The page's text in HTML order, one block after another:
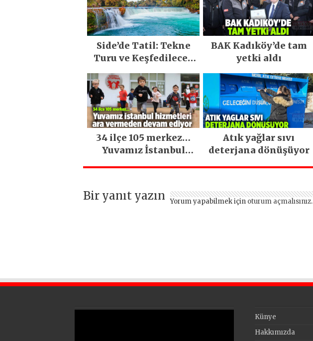
Side’de Tatil: Tekne
Turu ve Keşfedilecek
BAK Kadıköy’de tam
yetki aldı
34 ilçe 105 merkez…
Yuvamız İstanbul
Atık yağlar sıvı
deterjana dönüşüyor
Bir yanıt yazın Yorum yapabilmek için oturum açmalısınız.
Künye
Hakkımızda